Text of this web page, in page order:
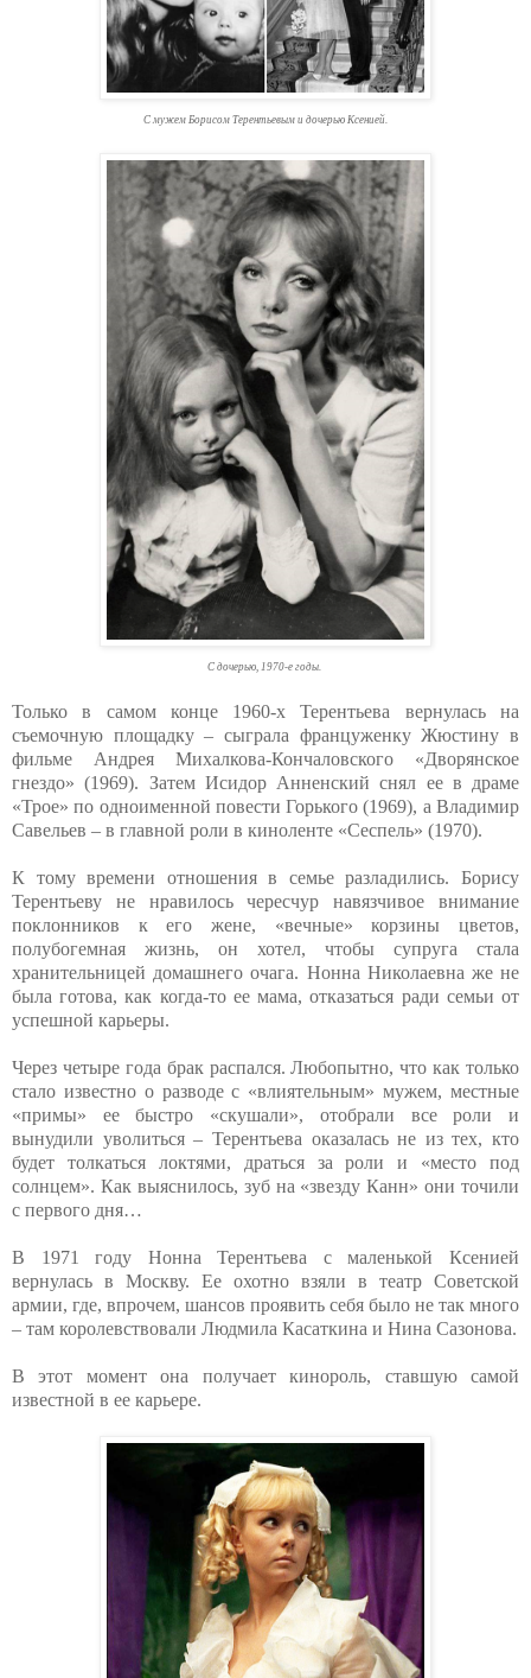
С мужем Борисом Терентьевым и дочерью Ксенией.
С дочерью, 1970-е годы.
Только в самом конце 1960-х Терентьева вернулась на
съемочную площадку – сыграла француженку Жюстину в
фильме Андрея Михалкова-Кончаловского «Дворянское
гнездо» (1969). Затем Исидор Анненский снял ее в драме
«Трое» по одноименной повести Горького (1969), а Владимир
Савельев – в главной роли в киноленте «Сеспель» (1970).
К тому времени отношения в семье разладились. Борису
Терентьеву не нравилось чересчур навязчивое внимание
поклонников к его жене, «вечные» корзины цветов,
полубогемная жизнь, он хотел, чтобы супруга стала
хранительницей домашнего очага. Нонна Николаевна же не
была готова, как когда-то ее мама, отказаться ради семьи от
успешной карьеры.
Через четыре года брак распался. Любопытно, что как только
стало известно о разводе с «влиятельным» мужем, местные
«примы» ее быстро «скушали», отобрали все роли и
вынудили уволиться – Терентьева оказалась не из тех, кто
будет толкаться локтями, драться за роли и «место под
солнцем». Как выяснилось, зуб на «звезду Канн» они точили
с первого дня…
В 1971 году Нонна Терентьева с маленькой Ксенией
вернулась в Москву. Ее охотно взяли в театр Советской
армии, где, впрочем, шансов проявить себя было не так много
– там королевствовали Людмила Касаткина и Нина Сазонова.
В этот момент она получает кинороль, ставшую самой
известной в ее карьере.